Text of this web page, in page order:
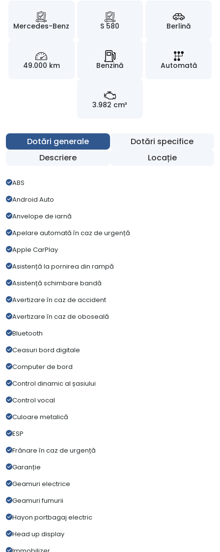
Mercedes-Benz S 580 Berlină
49.000 km Benzină Automată
3.982 cm³
Dotări generale
Dotări specifice
Descriere
Locație
ABS
Android Auto
Anvelope de iarnă
Apelare automată în caz de urgență
Apple CarPlay
Asistență la pornirea din rampă
Asistență schimbare bandă
Avertizare în caz de accident
Avertizare în caz de oboseală
Bluetooth
Ceasuri bord digitale
Computer de bord
Control dinamic al șasiului
Control vocal
Culoare metalică
ESP
Frânare în caz de urgență
Garanție
Geamuri electrice
Geamuri fumurii
Hayon portbagaj electric
Head up display